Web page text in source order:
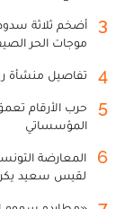
3
أضخم ثلاثة
موجات الحر
4 تفاصيل منشأة
5
حرب الأرقام
المؤسساتي
6
المعارضة
لقيس سعيد